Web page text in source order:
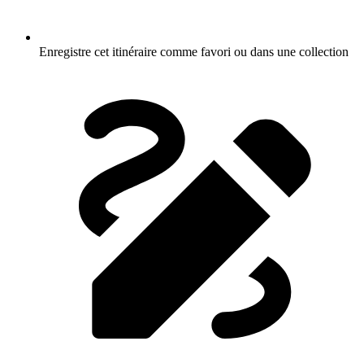
Enregistre cet itinéraire comme favori ou dans une collection